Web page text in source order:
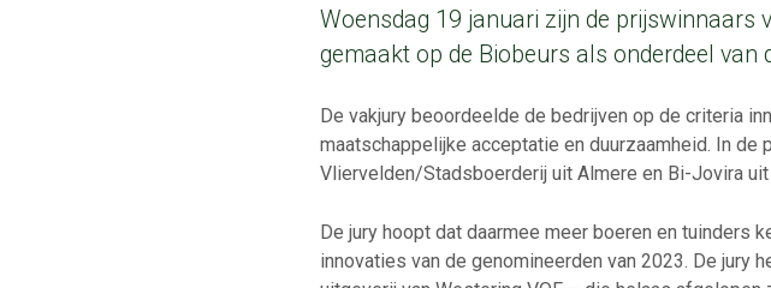
Woensdag 19 januari zijn de prijswinnaars
gemaakt op de Biobeurs als onderdeel van
De vakjury beoordeelde de bedrijven op de criteria
maatschappelijke acceptatie en duurzaamheid. In
Vliervelden/Stadsboerderij uit Almere en Bi-Jovira
De jury hoopt dat daarmee meer boeren en tuinders
innovaties van de genomineerden van 2023. De jury